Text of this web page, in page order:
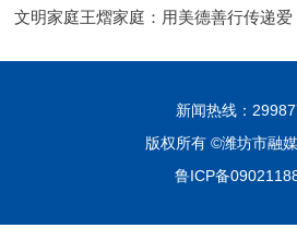
文明家庭王熠家庭：用美德善行传递爱
新闻热线：
版权所有 ©潍坊市融
鲁ICP备